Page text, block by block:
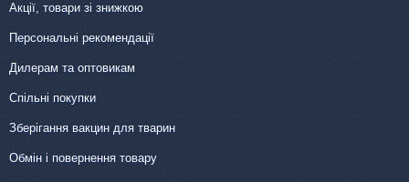
Акції, товари зі знижкою
Персональні рекомендації
Дилерам та оптовикам
Спільні покупки
Зберігання вакцин для тварин
Обмін і повернення товару